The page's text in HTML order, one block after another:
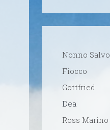
Nonno Salvo
Fiocco
Gottfried
Dea
Ross Marino